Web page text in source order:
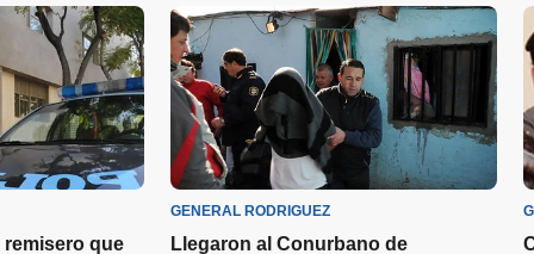
que
GENERAL RODRIGUEZ
Llegaron al Conurbano de